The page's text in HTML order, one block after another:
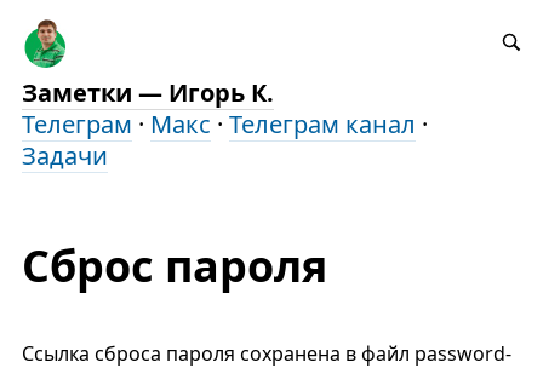
Заметки — Игорь К.
Телеграм · Макс · Телеграм канал ·
Задачи
Сброс пароля
Ссылка сброса пароля сохранена в файл password-